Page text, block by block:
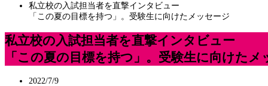
私立校の入試担当者を直撃インタビュー
「この夏の目標を持つ」。受験生に向けたメッセージ
私立校の入試担当者を直撃インタビュー
「この夏の目標を持つ」。受験生に向けたメ
2022/7/9